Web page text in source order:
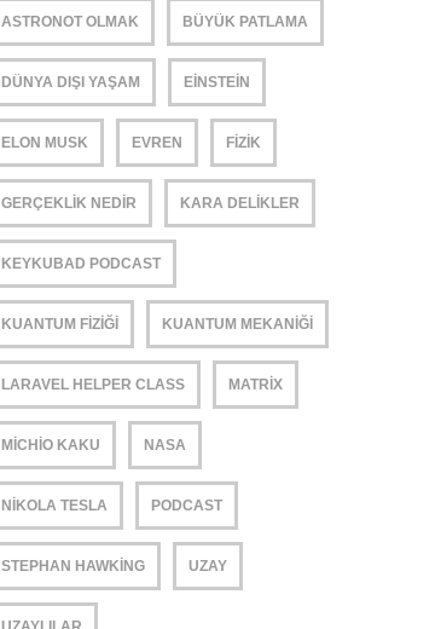
ASTRONOT OLMAK BÜYÜK PATLAMA
DÜNYA DIŞI YAŞAM EINSTEIN
ELON MUSK EVREN FIZIK
GERÇEKLIK NEDIR KARA DELIKLER
KEYKUBAD PODCAST
KUANTUM FIZIĞI KUANTUM MEKANIĞI
LARAVEL HELPER CLASS MATRIX
MICHIO KAKU NASA
NIKOLA TESLA PODCAST
STEPHAN HAWKING UZAY